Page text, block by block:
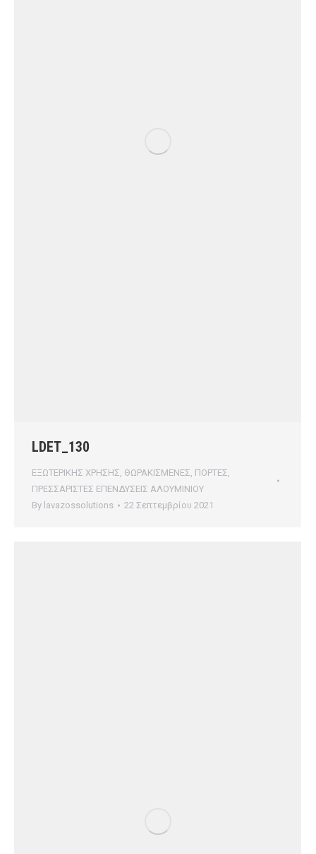
LDET_130
ΕΞΩΤΕΡΙΚΗΣ ΧΡΗΣΗΣ, ΘΩΡΑΚΙΣΜΕΝΕΣ, ΠΟΡΤΕΣ,
ΠΡΕΣΣΑΡΙΣΤΕΣ ΕΠΕΝΔΥΣΕΙΣ ΑΛΟΥΜΙΝΙΟΥ
By lavazossolutions 22 Σεπτεμβρίου 2021